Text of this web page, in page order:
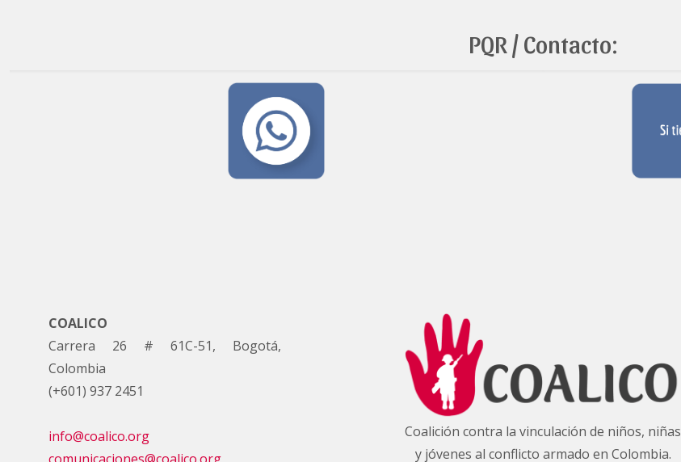
PQR / Contacto:
COALICO
Carrera 26 # 61C-51, Bogotá,
Colombia
(+601) 937 2451
info@coalico.org
Coalición contra la vinculación de niños, niñas
y jóvenes al conflicto armado en Colombia.